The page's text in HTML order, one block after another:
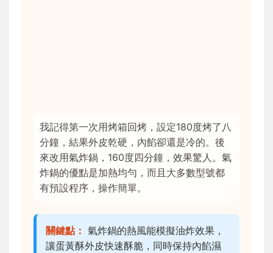
我記得第一次用烤箱回烤，設定180度烤了八
分鐘，結果外皮乾硬，內餡卻還是冷的。後
來改用氣炸鍋，160度四分鐘，效果驚人。氣
炸鍋的優點是加熱均勻，而且大多數型號都
有預設程序，操作簡單。
關鍵點： 氣炸鍋的熱風能模擬油炸效果，
讓蛋黃酥外皮快速酥脆，同時保持內餡濕